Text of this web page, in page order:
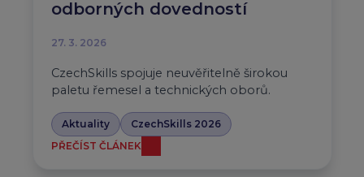
odborných dovedností
27. 3. 2026
CzechSkills spojuje neuvěřitelně širokou
paletu řemesel a technických oborů.
Aktuality
CzechSkills 2026
PŘEČÍST ČLÁNEK